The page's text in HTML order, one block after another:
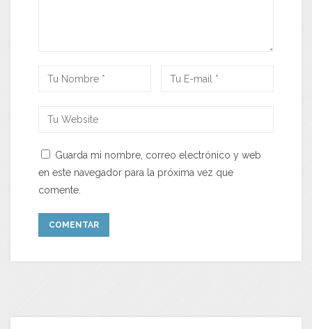
Guarda mi nombre, correo electrónico y web
en este navegador para la próxima vez que
comente.